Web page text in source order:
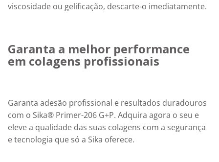
viscosidade ou gelificação, descarte-o imediatamente.
Garanta a melhor performance
em colagens profissionais
Garanta adesão profissional e resultados duradouros
com o Sika® Primer-206 G+P. Adquira agora o seu e
eleve a qualidade das suas colagens com a segurança
e tecnologia que só a Sika oferece.